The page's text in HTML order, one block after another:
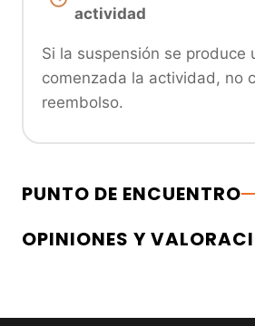
actividad
Si la suspensión se produce
comenzada la actividad, no
reembolso.
PUNTO DE ENCUENTRO
OPINIONES Y